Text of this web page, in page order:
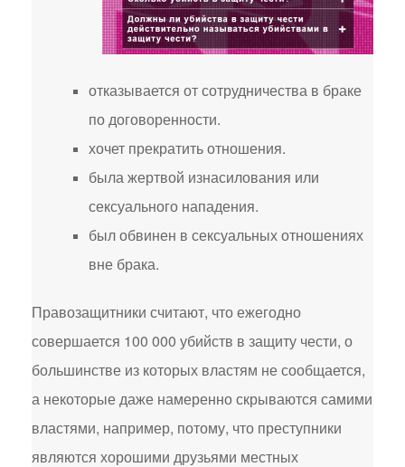
отказывается от сотрудничества в браке
по договоренности.
хочет прекратить отношения.
была жертвой изнасилования или
сексуального нападения.
был обвинен в сексуальных отношениях
вне брака.
Правозащитники считают, что ежегодно
совершается 100 000 убийств в защиту чести, о
большинстве из которых властям не сообщается,
а некоторые даже намеренно скрываются самими
властями, например, потому, что преступники
являются хорошими друзьями местных